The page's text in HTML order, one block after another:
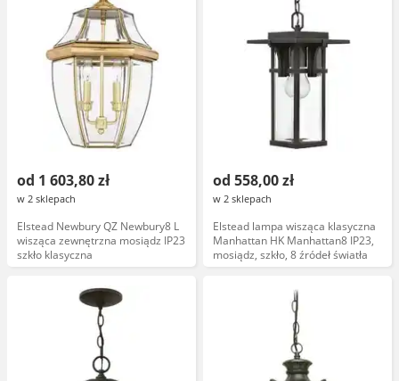
od 1 603,80 zł
w 2 sklepach
Elstead Newbury QZ Newbury8 L
wisząca zewnętrzna mosiądz IP23
szkło klasyczna
od 558,00 zł
w 2 sklepach
Elstead lampa wisząca klasyczna
Manhattan HK Manhattan8 IP23,
mosiądz, szkło, 8 źródeł światła